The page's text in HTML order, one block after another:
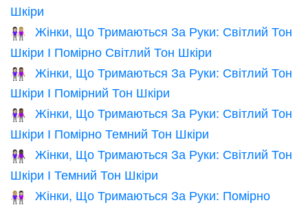
Шкіри
👩🏻‍🤝‍👩🏼
Жінки, Що Тримаються За Руки: Світлий Тон
Шкіри І Помірно Світлий Тон Шкіри
👩🏻‍🤝‍👩🏽
Жінки, Що Тримаються За Руки: Світлий Тон
Шкіри І Помірний Тон Шкіри
👩🏻‍🤝‍👩🏾
Жінки, Що Тримаються За Руки: Світлий Тон
Шкіри І Помірно Темний Тон Шкіри
👩🏻‍🤝‍👩🏿
Жінки, Що Тримаються За Руки: Світлий Тон
Шкіри І Темний Тон Шкіри
👩🏼‍🤝‍👩🏻
Жінки, Що Тримаються За Руки: Помірно